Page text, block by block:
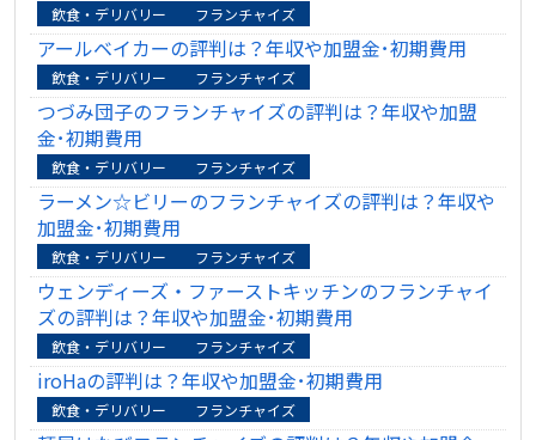
飲食・デリバリー フランチャイズ
アールベイカーの評判は？年収や加盟金･初期費用
飲食・デリバリー フランチャイズ
つづみ団子のフランチャイズの評判は？年収や加盟
金･初期費用
飲食・デリバリー フランチャイズ
ラーメン☆ビリーのフランチャイズの評判は？年収や
加盟金･初期費用
飲食・デリバリー フランチャイズ
ウェンディーズ・ファーストキッチンのフランチャイ
ズの評判は？年収や加盟金･初期費用
飲食・デリバリー フランチャイズ
iroHaの評判は？年収や加盟金･初期費用
飲食・デリバリー フランチャイズ